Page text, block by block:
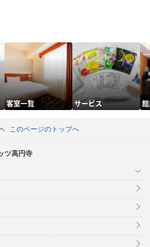
客室一覧 サービス
このページのトップへ
ツ高円寺